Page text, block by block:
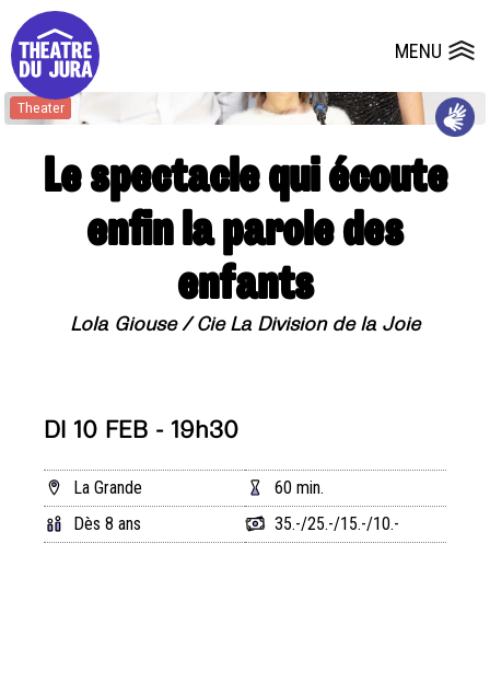
MENU
Presse Dépôts de dossiers
Theater
Theater
Theater
Le spectacle qui écoute
enfin la parole des
enfants
Lola Giouse / Cie La Division de la Joie
DI 10 FEB - 19h30
La Grande
60 min.
Dès 8 ans
35.-/25.-/15.-/10.-